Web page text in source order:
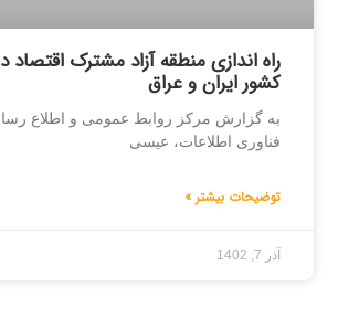
راه اندازی منطقه آزاد مشترک اقتصاد
کشور ایران و عراق
به گزارش مرکز روابط عمومی و اطلاع
فناوری اطلاعات، عیسی
توضیحات بیشتر »
آذر 7, 1402